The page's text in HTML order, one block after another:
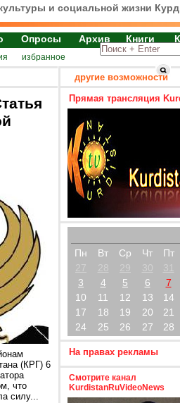
и социальной жизни
Опросы Архив Книги
избранное
(КРГ) 6
что
силу...
другие возможности
Прямая трансляция
Пн Вт Ср Чт Пт
27
28 29 30 31
3
4 5 6 7
10
11 12 13 14
17
18 19 20 21
24
25 26 27 28
На правах рекламы
Смотрите канал
KurdistanRuVideoNews